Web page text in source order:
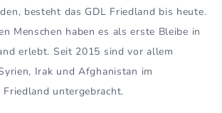
besteht das GDL Friedland bis heute.
Menschen haben es als erste Bleibe in
erlebt. Seit 2015 sind vor allem
Irak und Afghanistan im
Friedland untergebracht.